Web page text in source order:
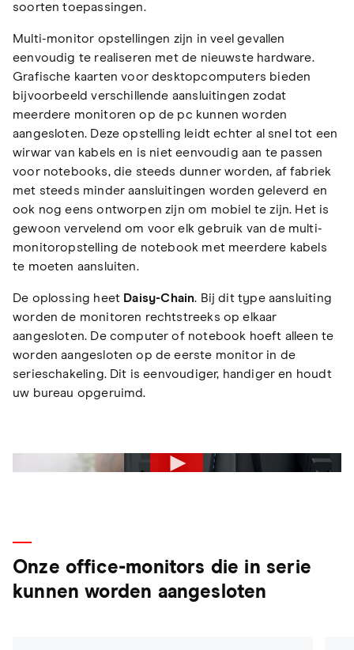
soorten toepassingen.
Multi-monitor opstellingen zijn in veel gevallen
eenvoudig te realiseren met de nieuwste hardware.
Grafische kaarten voor desktopcomputers bieden
bijvoorbeeld verschillende aansluitingen zodat
meerdere monitoren op de pc kunnen worden
aangesloten. Deze opstelling leidt echter al snel tot een
wirwar van kabels en is niet eenvoudig aan te passen
voor notebooks, die steeds dunner worden, af fabriek
met steeds minder aansluitingen worden geleverd en
ook nog eens ontworpen zijn om mobiel te zijn. Het is
gewoon vervelend om voor elk gebruik van de multi-
monitoropstelling de notebook met meerdere kabels
te moeten aansluiten.
De oplossing heet Daisy-Chain. Bij dit type aansluiting
worden de monitoren rechtstreeks op elkaar
aangesloten. De computer of notebook hoeft alleen te
worden aangesloten op de eerste monitor in de
serieschakeling. Dit is eenvoudiger, handiger en houdt
uw bureau opgeruimd.
Onze office-monitors die in serie
kunnen worden aangesloten